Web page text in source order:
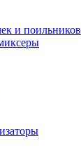
и поильников